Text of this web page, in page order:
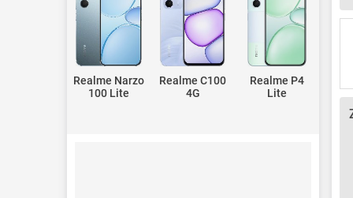
Realme Narzo
100 Lite
Realme C100
4G
Realme P4
Lite